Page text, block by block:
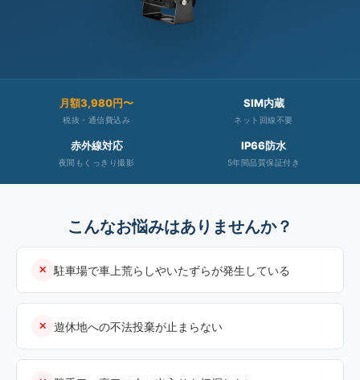
月額3,980円〜
税抜・通信費込み
SIM内蔵
ネット回線不要
赤外線対応
夜間もくっきり撮影
IP66防水
5年間品質保証付き
こんなお悩みはありませんか？
✕ 駐車場で車上荒らしやいたずらが発生している
✕ 遊休地への不法投棄が止まらない